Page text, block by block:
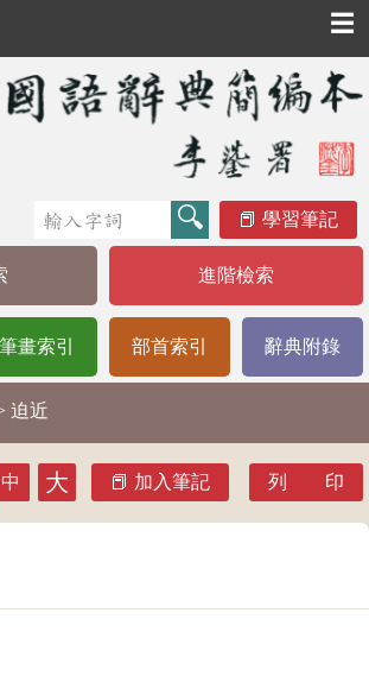
☰
學習筆記
進階檢索
筆畫索引 部首索引 辭典附錄
迫近
中 大 加入筆記 列 印